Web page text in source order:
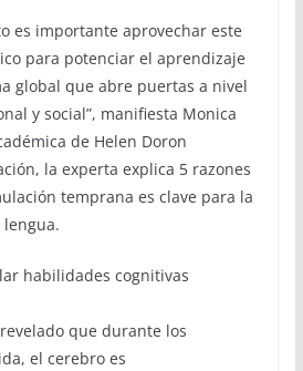
es importante aprovechar este
para potenciar el aprendizaje
global que abre puertas a nivel
y social”, manifiesta Monica
de Helen Doron
la experta explica 5 razones
temprana es clave para la
habilidades cognitivas
que durante los
el cerebro es